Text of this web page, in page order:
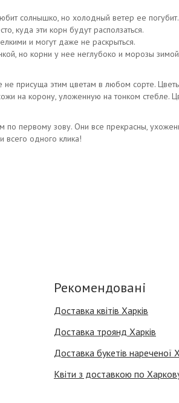
солнышко, но холодный ветер ее погубит.
куда эти корн будут расползаться.
и могут даже не раскрыться.
но корни у нее неглубоко и морозы
не присуща этим цветам в любом сорте.
на корону, уложенную на тонком стебле.
первому зову. Они все прекрасны,
всего одного клика!
Рекомендовані
Доставка квітів Харків
Доставка троянд Харків
Доставка букетів нареченої
Квіти з доставкою по